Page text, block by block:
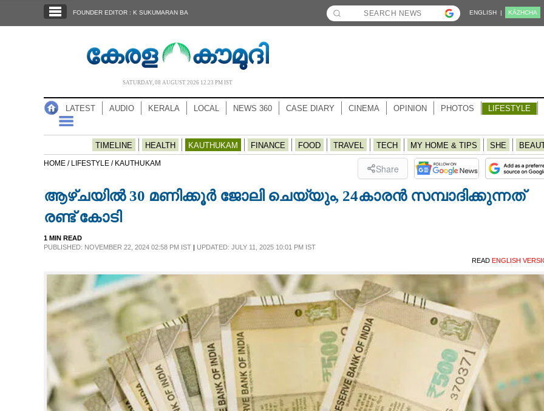
NOTIFIED NEWS
NEWS 360
CASE DIARY
LIFESTYLE
FOUNDER EDITOR : K SUKUMARAN BA ENGLISH | KĀZHCHA
SATURDAY, 08 AUGUST 2026 12.23 PM IST
LATEST AUDIO KERALA LOCAL NEWS 360 CASE DIARY CINEMA OPINION PHOTOS LIFESTYLE
TIMELINE HEALTH KAUTHUKAM FINANCE FOOD TRAVEL TECH MY HOME & TIPS SHE
HOME / LIFESTYLE / KAUTHUKAM Share
ആഴ്ചയിൽ 30 മണിക്കൂർ ജോലി ചെയ്യും, 24കാരൻ സമ്പാദിക്കുന്നത്
രണ്ട് കോടി
1 MIN READ
PUBLISHED: NOVEMBER 22, 2024 02:58 PM IST| UPDATED: JULY 11, 2025 10:01 PM IST
READ ENGLISH